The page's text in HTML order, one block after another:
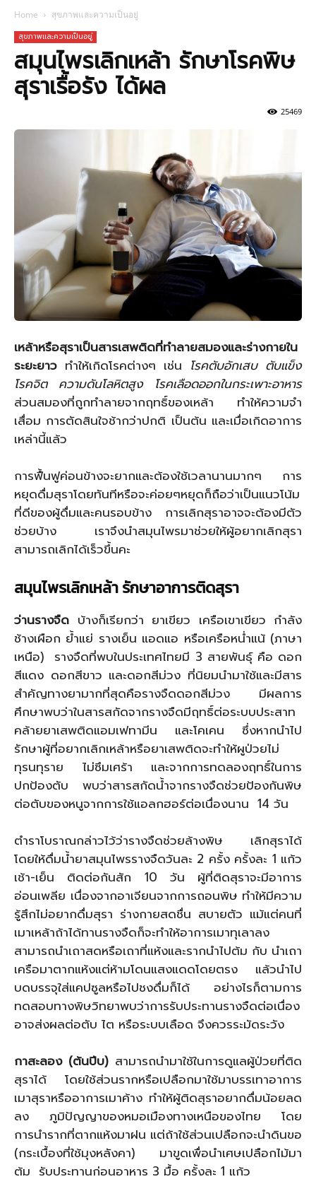
Home สุขภาพและความเป็นอยู่
สุขภาพและความเป็นอยู่
สมุนไพรเลิกเหล้า รักษาโรคพิษ
สุราเรื้อรัง ได้ผล
25469
เหล้าหรือสุราเป็นสารเสพติดที่ทำลายสมองและร่างกายใน
ระยะยาว ทำให้เกิดโรคต่างๆ เช่น โรคตับอักเสบ ตับแข็ง
โรคจิต ความดันโลหิตสูง โรคเลือดออกในกระเพาะอาหาร
ส่วนสมองที่ถูกทำลายจากฤทธิ์ของเหล้า ทำให้ความจำ
เสื่อม การตัดสินใจช้ากว่าปกติ เป็นต้น และเมื่อเกิดอาการ
เหล่านี้แล้ว
การฟื้นฟูค่อนข้างจะยากและต้องใช้เวลานานมากๆ การ
หยุดดื่มสุราโดยทันทีหรือจะค่อยๆหยุดก็ถือว่าเป็นแนวโน้ม
ที่ดีของผู้ดื่มและคนรอบข้าง การเลิกสุราอาจจะต้องมีตัว
ช่วยบ้าง เราจึงนำสมุนไพรมาช่วยให้ผู้อยากเลิกสุรา
สามารถเลิกได้เร็วขึ้นคะ
สมุนไพรเลิกเหล้า รักษาอาการติดสุรา
ว่านรางจืด บ้างก็เรียกว่า ยาเขียว เครือเขาเขียว กำลัง
ช้างเผือก ย้ำแย่ รางเย็น แอดแอ หรือเครือหน่ำแน้ (ภาษา
เหนือ) รางจืดที่พบในประเทศไทยมี 3 สายพันธุ์ คือ ดอก
สีแดง ดอกสีขาว และดอกสีม่วง ที่นิยมนำมาใช้และมีสาร
สำคัญทางยามากที่สุดคือรางจืดดอกสีม่วง มีผลการ
ศึกษาพบว่าในสารสกัดจากรางจืดมีฤทธิ์ต่อระบบประสาท
คล้ายยาเสพติดแอมเฟทามีน และโคเคน ซึ่งหากนำไป
รักษาผู้ที่อยากเลิกเหล้าหรือยาเสพติดจะทำให้ผูป่วยไม่
ทุรนทุราย ไม่ซึมเศร้า และจากการทดลองฤทธิ์ในการ
ปกป้องตับ พบว่าสารสกัดน้ำจากรางจืดช่วยป้องกันพิษ
ต่อตับของหนูจากการใช้แอลกฮอร์ต่อเนื่องนาน 14 วัน
ตำราโบราณกล่าวไว้ว่ารางจืดช่วยล้างพิษ เลิกสุราได้
โดยให้ดื่มน้ำยาสมุนไพรรางจืดวันละ 2 ครั้ง ครั้งละ 1 แก้ว
เช้า-เย็น ติดต่อกันสัก 10 วัน ผู้ที่ติดสุราจะมีอาการ
อ่อนเพลีย เนื่องจากอาเจียนจากการถอนพิษ ทำให้มีความ
รู้สึกไม่อยากดื่มสุรา ร่างกายสดชื่น สบายตัว แม้แต่คนที่
เมาเหล้าถ้าได้ทานรางจืดก็จะทำให้อาการเมาทุเลาลง
สามารถนำเถาสดหรือเถาที่แห้งและรากนำไปต้ม กับ นำเถา
เครือมาตากแห้งแต่ห้ามโดนแสงแดดโดยตรง แล้วนำไป
บดบรรจุใส่แคปซูลหรือไปชงดื่มก็ได้ อย่างไรก็ตามการ
ทดสอบทางพิษวิทยาพบว่าการรับประทานรางจืดต่อเนื่อง
อาจส่งผลต่อตับ ไต หรือระบบเลือด จึงควรระมัดระวัง
กาสะลอง (ต้นปีบ) สามารถนำมาใช้ในการดูแลผู้ป่วยที่ติด
สุราได้ โดยใช้ส่วนรากหรือเปลือกมาใช้มาบรรเทาอาการ
เมาสุราหรืออาการเมาค้าง ทำให้ผู้ติดสุราอยากดื่มน้อยลด
ลง ภูมิปัญญาของหมอเมืองทางเหนือของไทย โดย
การนำรากที่ตากแห้งมาฝน แต่ถ้าใช้ส่วนเปลือกจะนำดินขอ
(กระเบื้องที่ใช้มุงหลังคา) มาขูดเพื่อนำเศษเปลือกไม้มา
ต้ม รับประทานก่อนอาหาร 3 มื้อ ครั้งละ 1 แก้ว